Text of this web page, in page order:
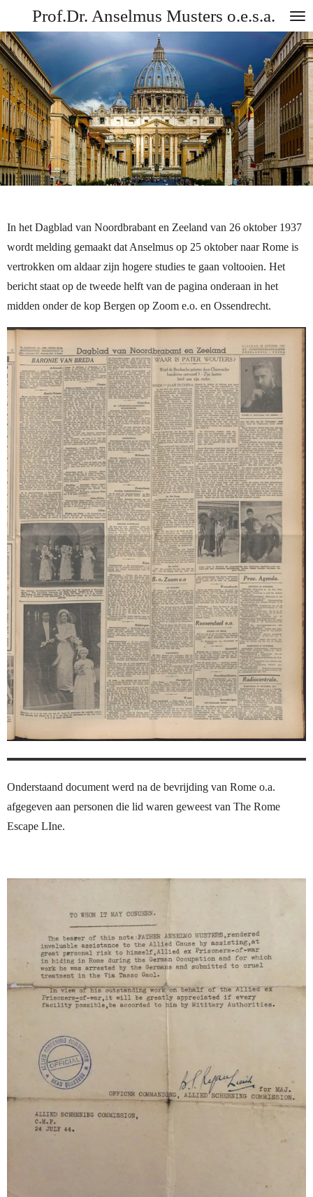
direct
naar
de
hoofdinhoud
Prof.Dr. Anselmus Musters o.e.s.a.
In het Dagblad van Noordbrabant en Zeeland van 26 oktober 1937
wordt melding gemaakt dat Anselmus op 25 oktober naar Rome is
vertrokken om aldaar zijn hogere studies te gaan voltooien. Het
bericht staat op de tweede helft van de pagina onderaan in het
midden onder de kop Bergen op Zoom e.o. en Ossendrecht.
Onderstaand document werd na de bevrijding van Rome o.a.
afgegeven aan personen die lid waren geweest van The Rome
Escape LIne.